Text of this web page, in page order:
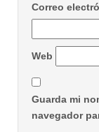
Correo
Web
Guarda mi
navegador